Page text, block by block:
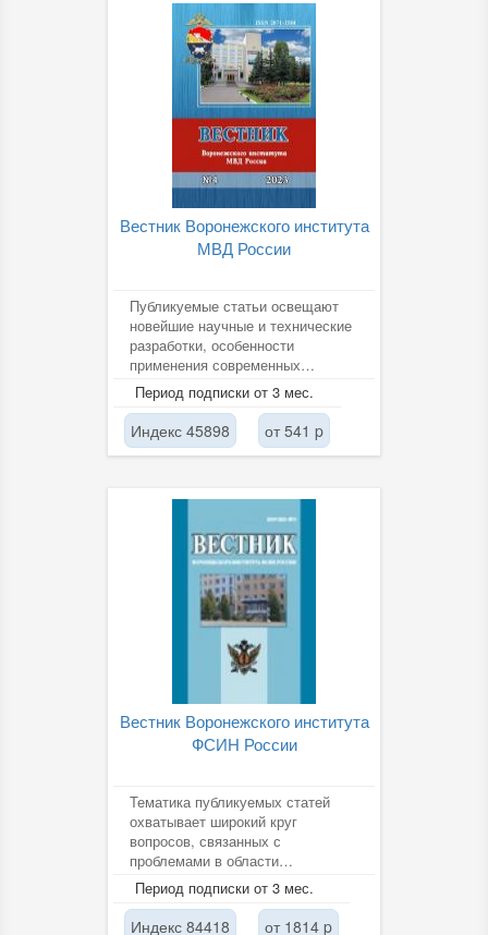
Вестник Воронежского института
МВД России
Публикуемые статьи освещают
новейшие научные и технические
разработки, особенности
применения современных
цифровых технологий в
практической...
Период подписки от 3 мес.
Индекс 45898 от 541 p
Вестник Воронежского института
ФСИН России
Тематика публикуемых статей
охватывает широкий круг
вопросов, связанных с
проблемами в области
технических средств охраны и
надзора в УИС,...
Период подписки от 3 мес.
Индекс 84418 от 1814 p